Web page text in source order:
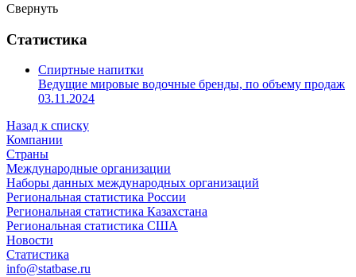
Свернуть
Статистика
Спиртные напитки
Ведущие мировые водочные бренды, по объему продаж
03.11.2024
Назад к списку
Компании
Страны
Международные организации
Наборы данных международных организаций
Региональная статистика России
Региональная статистика Казахстана
Региональная статистика США
Новости
Статистика
info@statbase.ru